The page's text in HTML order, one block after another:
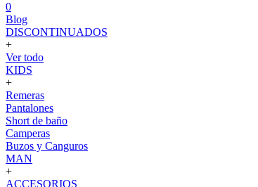
0
Blog
DISCONTINUADOS
+
Ver todo
KIDS
+
Remeras
Pantalones
Short de baño
Camperas
Buzos y Canguros
MAN
+
ACCESORIOS